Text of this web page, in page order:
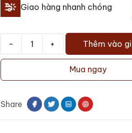
Giao hàng nhanh chóng
-
vang
20
Years
+ Thêm vào
Mua ngay
Share